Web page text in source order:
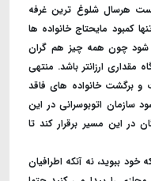
هست هرسال شلوغ ترین غرفه
کمبود مایحتاج خانواده ها
شود چون همه چیز هم گران
ارزانتر باشد. منتهی
و برگشت خانواده های فاقد
سازمان اتوبوسرانی در این
در این مسیر برقرار کند تا
ببوید، نه آنکه اطرافیان